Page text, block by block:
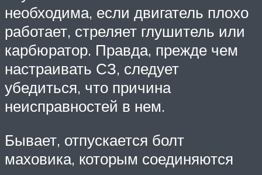
необходима, если двигатель плохо
работает, стреляет глушитель или
карбюратор. Правда, прежде чем
настраивать СЗ, следует
убедиться, что причина
неисправностей в нем.
Бывает, отпускается болт
маховика, которым соединяются